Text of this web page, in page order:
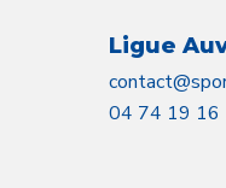
Ligue
04 74 19 16